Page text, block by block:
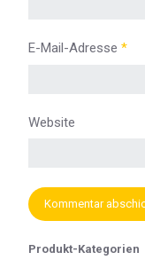
E-Mail-Adresse *
Website
Produkt-Kategorien